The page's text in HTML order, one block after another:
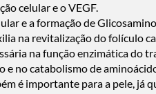
celular e o VEGF.
e a formação de
na revitalização do folículo
na função enzimática do
no catabolismo de
é importante para a pele,